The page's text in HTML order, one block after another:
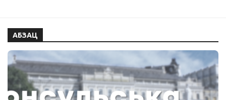
АБЗАЦ